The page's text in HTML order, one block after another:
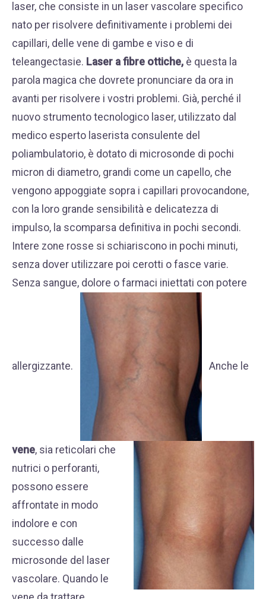
laser, che consiste in un laser vascolare specifico
nato per risolvere definitivamente i problemi dei
capillari, delle vene di gambe e viso e di
teleangectasie. Laser a fibre ottiche, è questa la
parola magica che dovrete pronunciare da ora in
avanti per risolvere i vostri problemi. Già, perché il
nuovo strumento tecnologico laser, utilizzato dal
medico esperto laserista consulente del
poliambulatorio, è dotato di microsonde di pochi
micron di diametro, grandi come un capello, che
vengono appoggiate sopra i capillari provocandone,
con la loro grande sensibilità e delicatezza di
impulso, la scomparsa definitiva in pochi secondi.
Intere zone rosse si schiariscono in pochi minuti,
senza dover utilizzare poi cerotti o fasce varie.
Senza sangue, dolore o farmaci iniettati con potere
allergizzante. Anche le
vene, sia reticolari che
nutrici o perforanti,
possono essere
affrontate in modo
indolore e con
successo dalle
microsonde del laser
vascolare. Quando le